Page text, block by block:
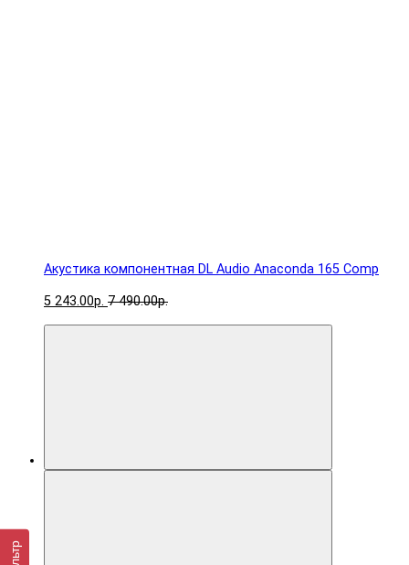
Акустика компонентная DL Audio Anaconda 165 Comp
5 243.00р. 7 490.00р.